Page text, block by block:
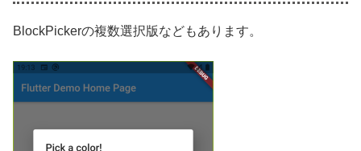
BlockPickerの複数選択版などもあります。